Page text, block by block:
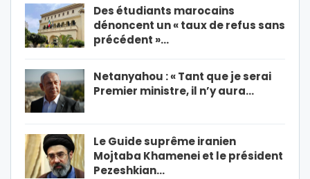
Des étudiants marocains
dénoncent un « taux de refus sans
précédent »…
Netanyahou : « Tant que je serai
Premier ministre, il n’y aura…
Le Guide suprême iranien
Mojtaba Khamenei et le président
Pezeshkian…